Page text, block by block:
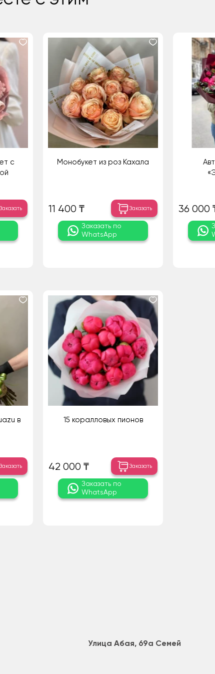
с
Заказать
Монобукет из роз Кахала
11 400 ₸ Заказать
Заказать по
WhatsApp
36 000
в
Заказать
15 коралловых пионов
42 000 ₸ Заказать
Заказать по
WhatsApp
Улица Абая, 69а Семей